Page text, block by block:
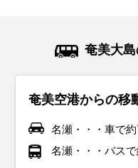
奄美大
奄美空港からの移
名瀬・・・車で
名瀬・・・バス